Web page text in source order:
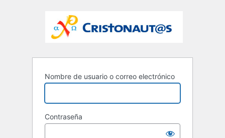
Nombre de usuario o correo electrónico
Contraseña